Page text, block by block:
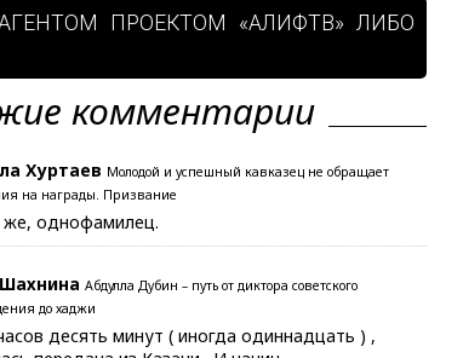
ПРОЕКТОМ «АЛИФТВ» ЛИБО
комментарии
Хуртаев Молодой и успешный кавказец не обращает
на награды. Призвание
однофамилец.
Абдулла Дубин – путь от диктора советского
до хаджи
десять минут ( иногда одиннадцать ) ,